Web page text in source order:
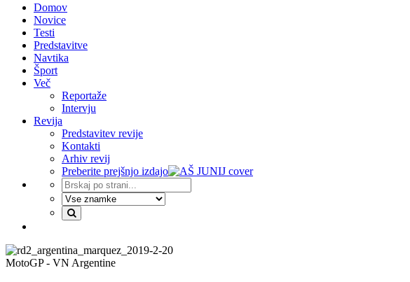
Domov
Novice
Testi
Predstavitve
Navtika
Šport
Več
Reportaže
Intervju
Revija
Predstavitev revije
Kontakti
Arhiv revij
Preberite prejšnjo izdajo
MotoGP - VN Argentine